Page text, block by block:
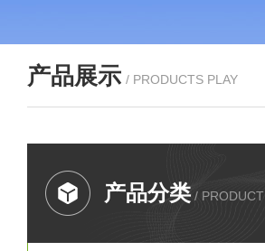
产品展示 / PRODUCTS PLAY
产品分类 / PRODUCT